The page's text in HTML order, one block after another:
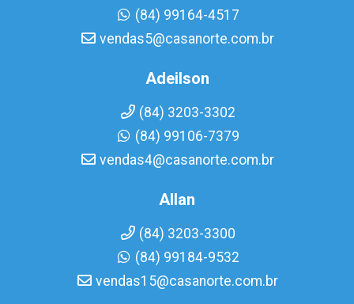
(84) 99164-4517
vendas5@casanorte.com.br
Adeilson
(84) 3203-3302
(84) 99106-7379
vendas4@casanorte.com.br
Allan
(84) 3203-3300
(84) 99184-9532
vendas15@casanorte.com.br